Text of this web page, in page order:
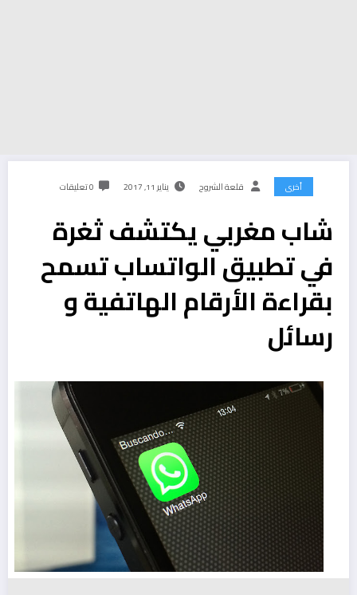
أخرى قلعة الشروح يناير 11, 2017 0 تعليقات
شاب مغربي يكتشف ثغرة
في تطبيق الواتساب تسمح
بقراءة الأرقام الهاتفية و
رسائل